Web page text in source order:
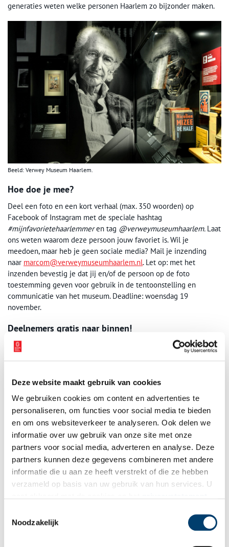
Deze website maakt gebruik van cookies
We gebruiken cookies om content en advertenties te
personaliseren, om functies voor social media te bieden
en om ons websiteverkeer te analyseren. Ook delen we
informatie over uw gebruik van onze site met onze
partners voor social media, adverteren en analyse. Deze
partners kunnen deze gegevens combineren met andere
informatie die u aan ze heeft verstrekt of die ze hebben
verzameld op basis van uw gebruik van hun services. U
Noodzakelijk
generaties weten welke personen Haarlem zo bijzonder maken.
Beeld: Verwey Museum Haarlem.
Hoe doe je mee?
Deel een foto en een kort verhaal (max. 350 woorden) op
Facebook of Instagram met de speciale hashtag
#mijnfavorietehaarlemmeren tag @verweymuseumhaarlem. Laat
ons weten waarom deze persoon jouw favoriet is. Wil je
meedoen, maar heb je geen sociale media? Mail je inzending
naar marcom@verweymuseumhaarlem.nl. Let op: met het
inzenden bevestig je dat jij en/of de persoon op de foto
toestemming geven voor gebruik in de tentoonstelling en
communicatie van het museum. Deadline: woensdag 19
november.
Deelnemers gratis naar binnen!
Op 23 november is het zover: dan is het officieel 780 jaar
geleden dat Haarlem stadsrechten kreeg. Om dat te vieren zijn in
bewonderen in het museum. Extra leuk: deelnemers mogen die
dagen gratis naar binnen.
Wil je weten wat er nog meer te doen is in de stad rondom de
verjaardag?Ontdek het hier!
Verwey Museum Haarlem
Publicatiedatum: 29/09/2025
Ontvang de nieuwsbrief